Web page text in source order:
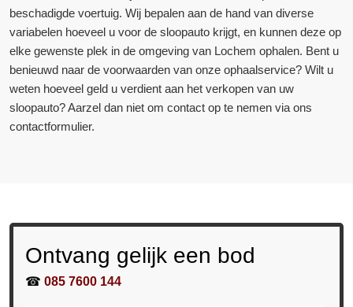
beschadigde voertuig. Wij bepalen aan de hand van diverse
variabelen hoeveel u voor de sloopauto krijgt, en kunnen deze op
elke gewenste plek in de omgeving van Lochem ophalen. Bent u
benieuwd naar de voorwaarden van onze ophaalservice? Wilt u
weten hoeveel geld u verdient aan het verkopen van uw
sloopauto? Aarzel dan niet om contact op te nemen via ons
contactformulier.
Ontvang gelijk een bod
☎ 085 7600 144